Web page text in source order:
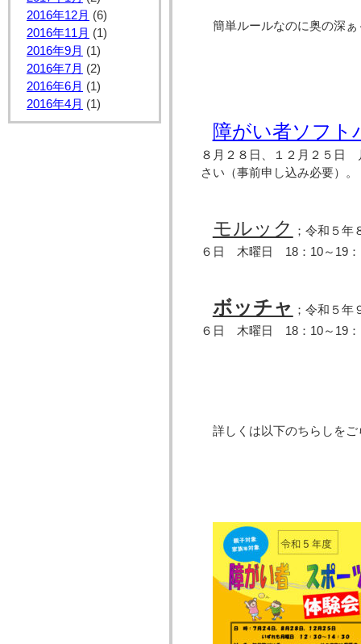
2016年12月 (6)
2016年11月 (1)
2016年9月 (1)
2016年7月 (2)
2016年6月 (1)
2016年4月 (1)
簡単ルールなのに奥の深
障がい者ソフト
８月２８日、１２月２５
さい（事前申し込み必要）。
モルック
；令和５
６日 木曜日 18：10～19：
ボッチャ ；令和５
６日 木曜日 18：10～19：
詳しくは以下のちらしを